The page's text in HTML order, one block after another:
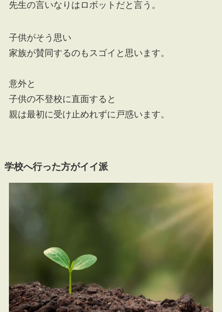
先生の言いなりはロボットだと言う。
子供がそう思い
家族が賛同するのもスゴイと思います。
意外と
子供の不登校に直面すると
親は最初に受け止めれずに戸惑います。
学校へ行った方がイイ派